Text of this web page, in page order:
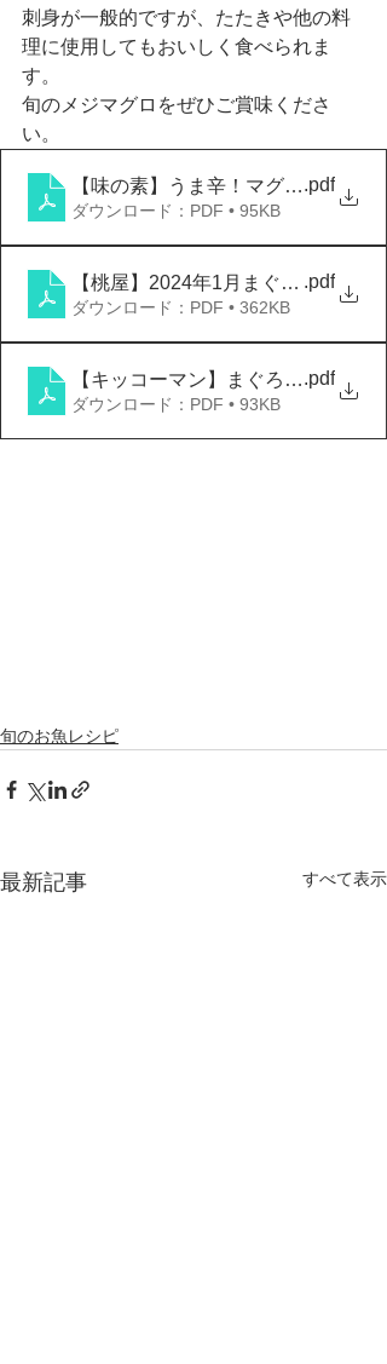
刺身が一般的ですが、たたきや他の料
理に使用してもおいしく食べられま
す。
旬のメジマグロをぜひご賞味くださ
い。
【味の素】うま辛！マグロユッケ
.pdf
ダウンロード：PDF • 95KB
【桃屋】2024年1月まぐろメニュー
.pdf
ダウンロード：PDF • 362KB
【キッコーマン】まぐろのたたき
.pdf
ダウンロード：PDF • 93KB
旬のお魚レシピ
最新記事 すべて表示